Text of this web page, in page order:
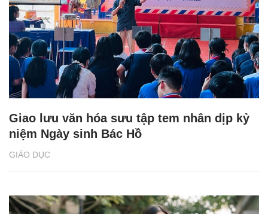
GIÁO DỤC
Giao lưu văn hóa sưu tập tem nhân dịp kỷ
niệm Ngày sinh Bác Hồ